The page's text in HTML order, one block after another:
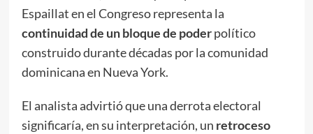
Espaillat en el Congreso representa la
continuidad de un bloque de poderpolítico
construido durante décadas por la comunidad
dominicana en Nueva York.
El analista advirtió que una derrota electoral
significaría, en su interpretación, un retroceso